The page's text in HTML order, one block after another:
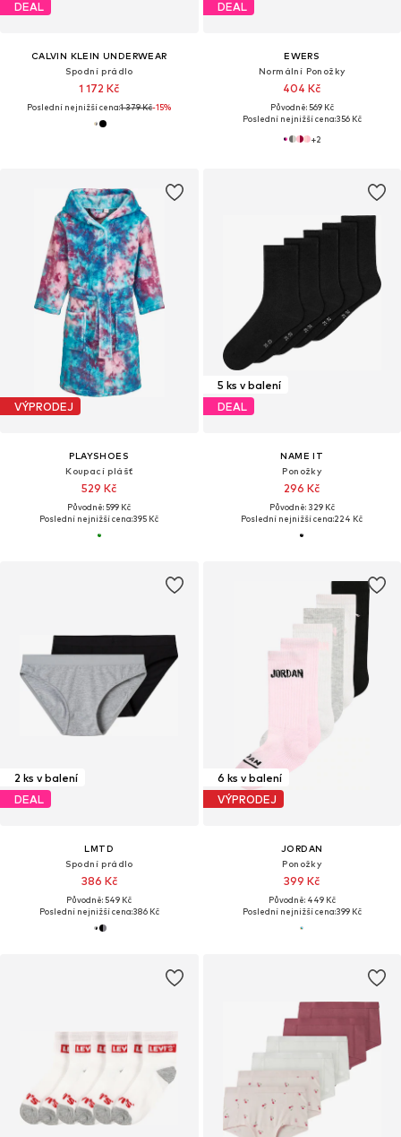
DEAL
CALVIN KLEIN UNDERWEAR
Spodní prádlo
1 172 Kč
Poslední nejnižší cena:1 379 Kč-15%
DEAL
EWERS
Normální Ponožky
404 Kč
Původně: 569 Kč
Poslední nejnižší cena:356 Kč
+2
VÝPRODEJ
PLAYSHOES
Koupací plášť
529 Kč
Původně: 599 Kč
Poslední nejnižší cena:395 Kč
5 ks v balení
DEAL
NAME IT
Ponožky
296 Kč
Původně: 329 Kč
Poslední nejnižší cena:224 Kč
2 ks v balení
DEAL
LMTD
Spodní prádlo
386 Kč
Původně: 549 Kč
Poslední nejnižší cena:386 Kč
6 ks v balení
VÝPRODEJ
JORDAN
Ponožky
399 Kč
Původně: 449 Kč
Poslední nejnižší cena:399 Kč